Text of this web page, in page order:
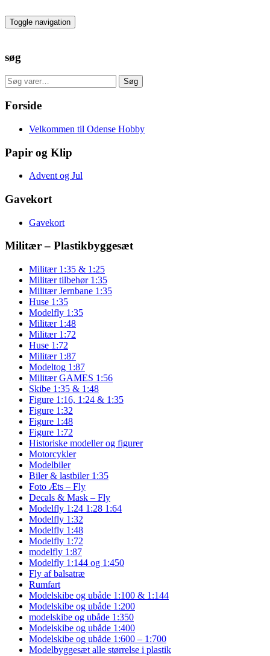
to
the
Toggle navigation
søg
Søg
efter:
Søg
Forside
Velkommen til Odense Hobby
Papir og Klip
Advent og Jul
Gavekort
Gavekort
Militær – Plastikbyggesæt
Militær 1:35 & 1:25
Militær tilbehør 1:35
Militær Jernbane 1:35
Huse 1:35
Modelfly 1:35
Militær 1:48
Militær 1:72
Huse 1:72
Militær 1:87
Modeltog 1:87
Militær GAMES 1:56
Skibe 1:35 & 1:48
Figure 1:16, 1:24 & 1:35
Figure 1:32
Figure 1:48
Figure 1:72
Historiske modeller og figurer
Motorcykler
Modelbiler
Biler & lastbiler 1:35
Foto Æts – Fly
Decals & Mask – Fly
Modelfly 1:24 1:28 1:64
Modelfly 1:32
Modelfly 1:48
Modelfly 1:72
modelfly 1:87
Modelfly 1:144 og 1:450
Fly af balsatræ
Rumfart
Modelskibe og ubåde 1:100 & 1:144
Modelskibe og ubåde 1:200
modelskibe og ubåde 1:350
Modelskibe og ubåde 1:400
Modelskibe og ubåde 1:600 – 1:700
Modelbyggesæt alle størrelse i plastik